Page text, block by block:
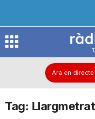
R
d
Ara en directe
Tag: